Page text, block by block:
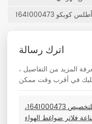
1641000473
اترك رسالة
المزيد من التفاصيل ،
خرطوشة فلتر هواء قابلة للتخصيص 1641000473،
فلاتر ضواغط الهواء